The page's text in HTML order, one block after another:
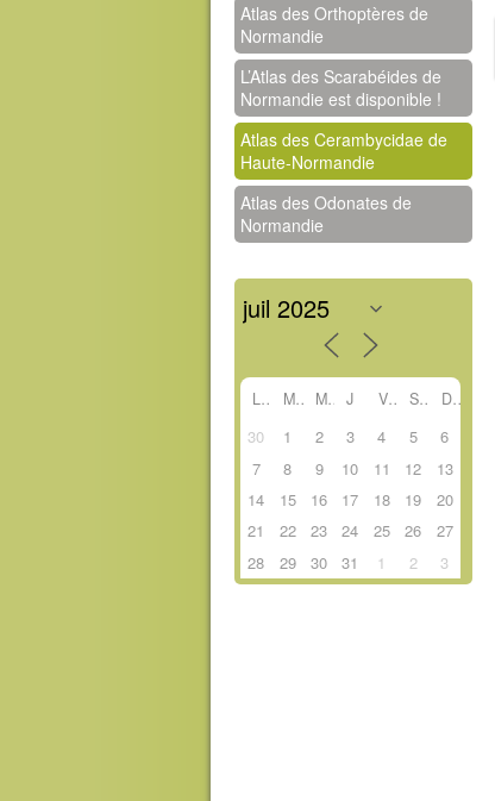
Atlas des Orthoptères de
Normandie
L’Atlas des Scarabéides de
Normandie est disponible !
Atlas des Cerambycidae de
Haute-Normandie
Atlas des Odonates de
Normandie
L M M J V S D
30 1 2 3 4 5
6
7
8 9 10 11 12
13
14
15 16 17 18 19
20
21
22 23 24 25 26
27
28
29 30 31 1 2 3